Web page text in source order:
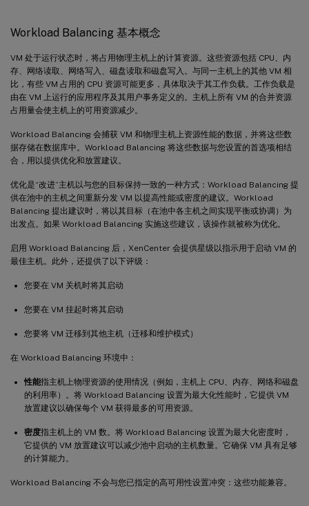
Workload Balancing 基本概念
VM 处于运行状态时，将占用物理主机上的计算资源。这些资源包括 CPU、内
存、网络读取、网络写入、磁盘读取和磁盘写入。与同一主机上的其他 VM 相
比，有些 VM 占用的 CPU 资源可能更多，具体取决于其工作负载。工作负载是
由在 VM 上运行的应用程序及其用户事务定义的。主机上所有 VM 的合并资源
占用量会使主机上的可用资源减少。
Workload Balancing 会捕获 VM 和物理主机上资源性能的数据，并将这些数
据存储在数据库中。Workload Balancing 将这些数据与您设置的首选项相结
合，用以提供优化和放置建议。
优化是“改进”主机以与您的目标保持一致的一种方式：Workload Balancing 提
供在池中的主机之间重新分发 VM 以提高性能或密度的建议。Workload
Balancing 提出建议时，将以其目标（在池中各主机之间实现平衡或协调）为
出发点。如果 Workload Balancing 实施这些建议，该操作就被称为优化。
启用 Workload Balancing 后，XenCenter 会提供星级以指示用于启动 VM 的
最佳主机。此外，还提供了以下评级：
您要在 VM 关机时将其启动
您要在 VM 挂起时将其启动
您要将 VM 迁移到其他主机（迁移和维护模式）
在 Workload Balancing 环境中：
性能指主机上物理资源的使用情况（例如，主机上 CPU、内存、网络和磁盘
的利用率）。将 Workload Balancing 设置为最大化性能时，它提供 VM
放置建议以确保每个 VM 获得最多的可用资源。
密度指主机上的 VM 数。将 Workload Balancing 设置为最大化密度时，
它提供的 VM 放置建议可以减少池中启动的主机数量。它确保 VM 具有足够
的计算能力。
Workload Balancing 不会与您已指定的高可用性设置冲突：这些功能兼容。